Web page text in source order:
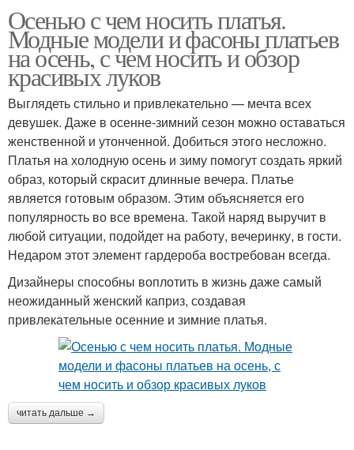
Осенью с чем носить платья.
Модные модели и фасоны платьев
на осень, с чем носить и обзор
красивых луков
Выглядеть стильно и привлекательно — мечта всех
девушек. Даже в осенне-зимний сезон можно оставаться
женственной и утонченной. Добиться этого несложно.
Платья на холодную осень и зиму помогут создать яркий
образ, который скрасит длинные вечера. Платье
является готовым образом. Этим объясняется его
популярность во все времена. Такой наряд выручит в
любой ситуации, подойдет на работу, вечеринку, в гости.
Недаром этот элемент гардероба востребован всегда.
Дизайнеры способны воплотить в жизнь даже самый
неожиданный женский каприз, создавая
привлекательные осенние и зимние платья.
читать дальше →